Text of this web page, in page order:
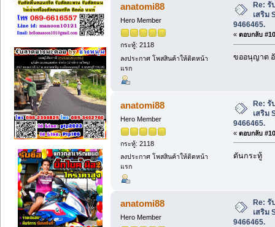
anatomi88
Hero Member
กระทู้: 2118
ลงประกาศ โพสสินค้าให้ติดหน้า
แรก
Re:
เสริม
9466465.
« ตอบกลับ
ขออนุญาต
anatomi88
Hero Member
กระทู้: 2118
ลงประกาศ โพสสินค้าให้ติดหน้า
แรก
Re: รั
เสริม
9466465.
« ตอบกลับ
ดันกระทู้
anatomi88
Hero Member
Re: รั
เสริม
9466465.